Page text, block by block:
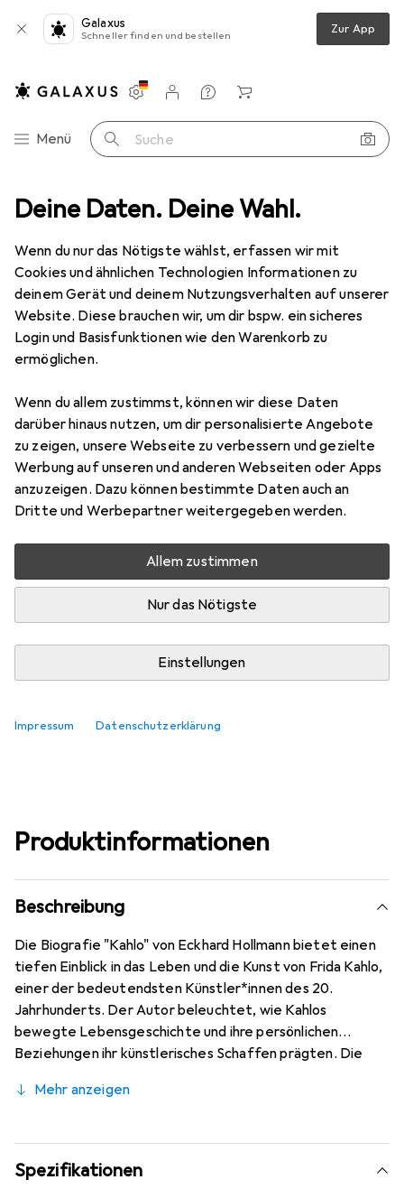
Deine Daten. Deine Wahl.
Wenn du nur das Nötigste wählst, erfassen wir mit
Cookies und ähnlichen Technologien Informationen zu
deinem Gerät und deinem Nutzungsverhalten auf unserer
Website. Diese brauchen wir, um dir bspw. ein sicheres
Login und Basisfunktionen wie den Warenkorb zu
ermöglichen.
Wenn du allem zustimmst, können wir diese Daten
darüber hinaus nutzen, um dir personalisierte Angebote
zu zeigen, unsere Webseite zu verbessern und gezielte
Werbung auf unseren und anderen Webseiten oder Apps
anzuzeigen. Dazu können bestimmte Daten auch an
Dritte und Werbepartner weitergegeben werden.
Allem zustimmen
Nur das Nötigste
Einstellungen
Impressum Datenschutzerklärung
Galaxus
Schneller finden und bestellen Zur App
Navigation nach Kategorien
Menü Suche
Einstellungen
Kundenkonto
Vergleichslisten
Merklisten
Warenkorb
Büro + Schreibwaren Medien Bücher Biografien
9 Bilder
Kahlo
Preis in EUR inkl. MwSt.
EUR
13,–
Bewertungen Marke
Mehr von Prestel
Zwischen Di, 11.8. und Mi, 12.8. geliefert
Nur 2 Stück an Lager beim Lieferanten
Lieferort angeben für genaue Lieferzeit
In den Warenkorb
Produktinformationen
Beschreibung
Die Biografie "Kahlo" von Eckhard Hollmann bietet einen
tiefen Einblick in das Leben und die Kunst von Frida Kahlo,
einer der bedeutendsten Künstler*innen des 20.
Jahrhunderts. Der Autor beleuchtet, wie Kahlos
bewegte Lebensgeschichte und ihre persönlichen
Beziehungen ihr künstlerisches Schaffen prägten. Die
hochwertige Abbildungen ihrer bedeutendsten Werke
Bildsprache Kahlos eintauchen lassen. Dieser Band ist
nicht nur informativ, sondern auch ansprechend gestaltet
und bietet eine kompakte Einführung in das Leben und
Mehr anzeigen
Spezifikationen